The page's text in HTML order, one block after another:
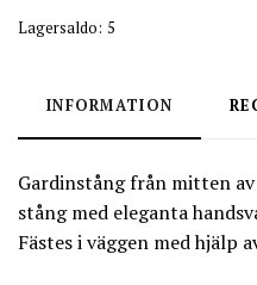
Lagersaldo: 5
INFORMATION
Gardinstång från mitten
stång med eleganta
Fästes i väggen med hjälp